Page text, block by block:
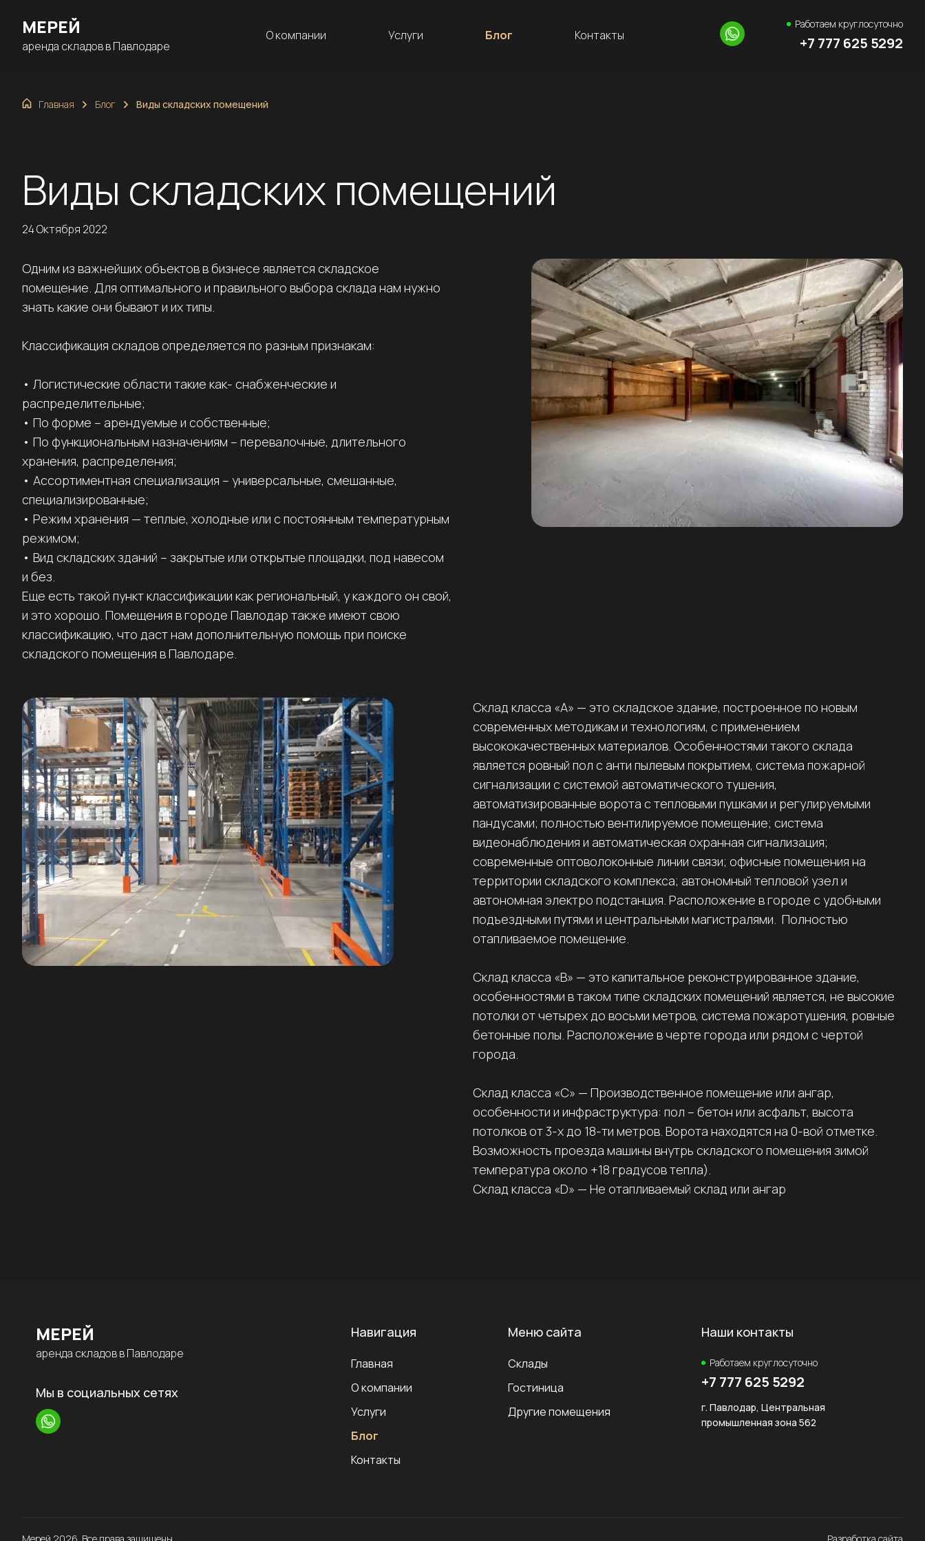
МЕРЕЙ
аренда складов в Павлодаре
О компании Услуги Блог Контакты
Работаем круглосуточно
+7 777 625 5292
г. Павлодар, Центральная промышленная зона 562
Главная Блог Виды складских помещений
Виды складских помещений
24 Октября 2022
Одним из важнейших объектов в бизнесе является складское
помещение. Для оптимального и правильного выбора склада нам нужно
знать какие они бывают и их типы.
Классификация складов определяется по разным признакам:
• Логистические области такие как- снабженческие и
распределительные;
• По форме – арендуемые и собственные;
• По функциональным назначениям – перевалочные, длительного
хранения, распределения;
• Ассортиментная специализация – универсальные, смешанные,
специализированные;
• Режим хранения — теплые, холодные или с постоянным температурным
режимом;
• Вид складских зданий – закрытые или открытые площадки, под навесом
и без.
Еще есть такой пункт классификации как региональный, у каждого он свой,
и это хорошо. Помещения в городе Павлодар также имеют свою
классификацию, что даст нам дополнительную помощь при поиске
складского помещения в Павлодаре.
Склад класса «А» — это складское здание, построенное по новым
современных методикам и технологиям, с применением
высококачественных материалов. Особенностями такого склада
является ровный пол с анти пылевым покрытием, система пожарной
сигнализации с системой автоматического тушения,
автоматизированные ворота с тепловыми пушками и регулируемыми
пандусами; полностью вентилируемое помещение; система
видеонаблюдения и автоматическая охранная сигнализация;
современные оптоволоконные линии связи; офисные помещения на
территории складского комплекса; автономный тепловой узел и
автономная электро подстанция. Расположение в городе с удобными
подъездными путями и центральными магистралями. Полностью
отапливаемое помещение.
Склад класса «B» — это капитальное реконструированное здание,
особенностями в таком типе складских помещений является, не высокие
потолки от четырех до восьми метров, система пожаротушения, ровные
бетонные полы. Расположение в черте города или рядом с чертой
города.
Склад класса «С» — Производственное помещение или ангар,
особенности и инфраструктура: пол – бетон или асфальт, высота
потолков от 3-х до 18-ти метров. Ворота находятся на 0-вой отметке.
Возможность проезда машины внутрь складского помещения зимой
температура около +18 градусов тепла).
Склад класса «D» — Не отапливаемый склад или ангар
МЕРЕЙ
аренда складов в Павлодаре
Мы в социальных сетях
Навигация
Главная
О компании
Услуги
Блог
Контакты
Меню сайта
Склады
Гостиница
Другие помещения
Наши контакты
Работаем круглосуточно
+7 777 625 5292
г. Павлодар, Центральная
промышленная зона 562